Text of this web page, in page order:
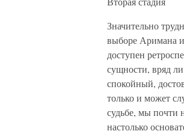
Значительно
выборе Аримана
доступен
сущности, вряд
спокойный,
только и может
судьбе, мы почти
настолько